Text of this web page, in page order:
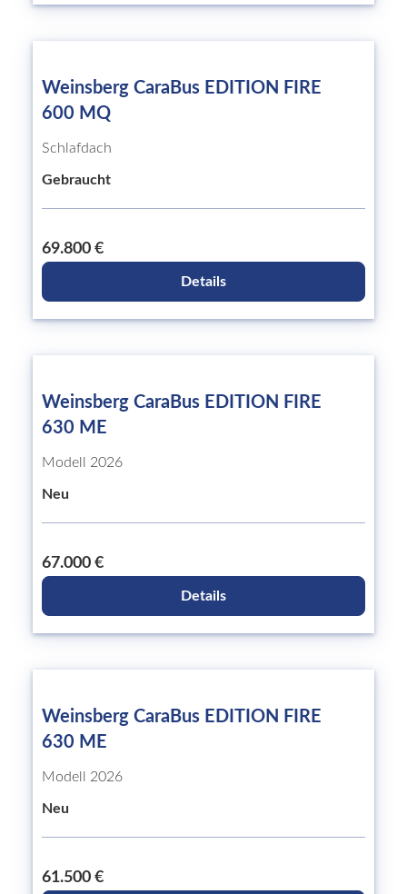
Weinsberg CaraBus EDITION FIRE
600 MQ
Schlafdach
Gebraucht
69.800 €
Details
Weinsberg CaraBus EDITION FIRE
630 ME
Modell 2026
Neu
67.000 €
Details
Weinsberg CaraBus EDITION FIRE
630 ME
Modell 2026
Neu
61.500 €